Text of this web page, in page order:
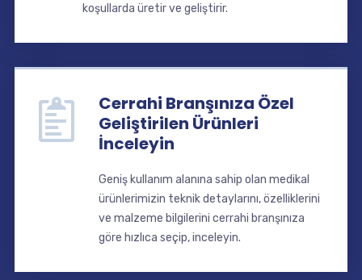
koşullarda üretir ve geliştirir.
Cerrahi Branşınıza Özel
Geliştirilen Ürünleri
İnceleyin
Geniş kullanım alanına sahip olan medikal
ürünlerimizin teknik detaylarını, özelliklerini
ve malzeme bilgilerini cerrahi branşınıza
göre hızlıca seçip, inceleyin.